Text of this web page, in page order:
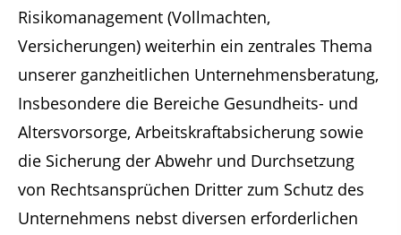
Risikomanagement (Vollmachten,
Versicherungen) weiterhin ein zentrales Thema
unserer ganzheitlichen Unternehmensberatung,
Insbesondere die Bereiche Gesundheits- und
Altersvorsorge, Arbeitskraftabsicherung sowie
die Sicherung der Abwehr und Durchsetzung
von Rechtsansprüchen Dritter zum Schutz des
Unternehmens nebst diversen erforderlichen